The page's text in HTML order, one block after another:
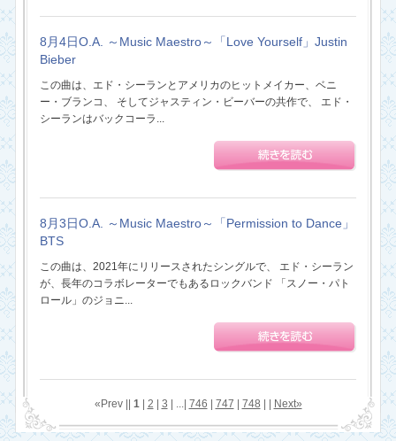
8月4日O.A. ～Music Maestro～「Love Yourself」Justin
Bieber
この曲は、エド・シーランとアメリカのヒットメイカー、ベニ
ー・ブランコ、 そしてジャスティン・ビーバーの共作で、 エド・
シーランはバックコーラ...
8月3日O.A. ～Music Maestro～「Permission to Dance」
BTS
この曲は、2021年にリリースされたシングルで、 エド・シーラン
が、長年のコラボレーターでもあるロックバンド 「スノー・パト
ロール」のジョニ...
«Prev || 1| 2 3 | ...| 746 747 748 Next»